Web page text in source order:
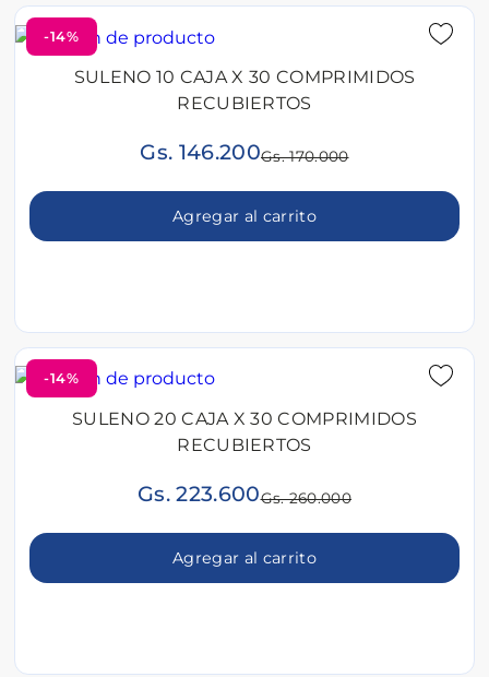
-14%
SULENO 10 CAJA X 30 COMPRIMIDOS
RECUBIERTOS
Gs. 146.200Gs. 170.000
Agregar al carrito
-14%
SULENO 20 CAJA X 30 COMPRIMIDOS
RECUBIERTOS
Gs. 223.600Gs. 260.000
Agregar al carrito